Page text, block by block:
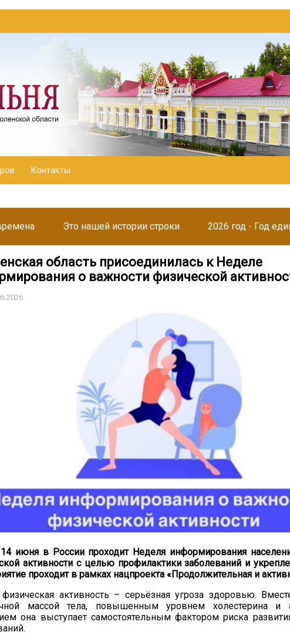
Контакты
Это нашей истории строки 2026 год - Год
область присоединилась к Неделе
о важности физической
июня в России проходит Неделя информирования
активности с целью профилактики заболеваний и
проходит в рамках нацпроекта «Продолжительная и
физическая активность – серьёзная угроза здоровью.
массой тела, повышенным уровнем холестерина и
она выступает самостоятельным фактором риска